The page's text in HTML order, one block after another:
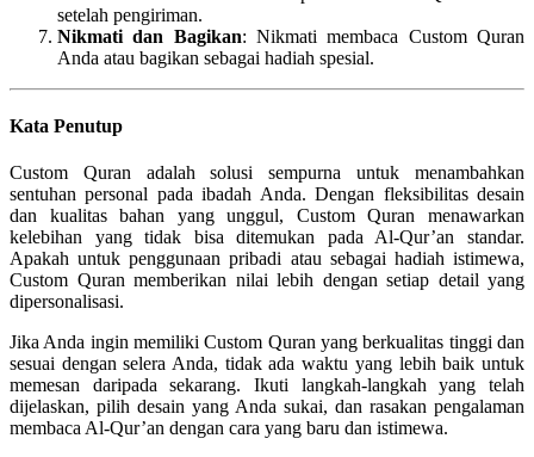
setelah pengiriman.
Nikmati dan Bagikan: Nikmati membaca Custom Quran
Anda atau bagikan sebagai hadiah spesial.
Kata Penutup
Custom Quran adalah solusi sempurna untuk menambahkan
sentuhan personal pada ibadah Anda. Dengan fleksibilitas desain
dan kualitas bahan yang unggul, Custom Quran menawarkan
kelebihan yang tidak bisa ditemukan pada Al-Qur’an standar.
Apakah untuk penggunaan pribadi atau sebagai hadiah istimewa,
Custom Quran memberikan nilai lebih dengan setiap detail yang
dipersonalisasi.
Jika Anda ingin memiliki Custom Quran yang berkualitas tinggi dan
sesuai dengan selera Anda, tidak ada waktu yang lebih baik untuk
memesan daripada sekarang. Ikuti langkah-langkah yang telah
dijelaskan, pilih desain yang Anda sukai, dan rasakan pengalaman
membaca Al-Qur’an dengan cara yang baru dan istimewa.